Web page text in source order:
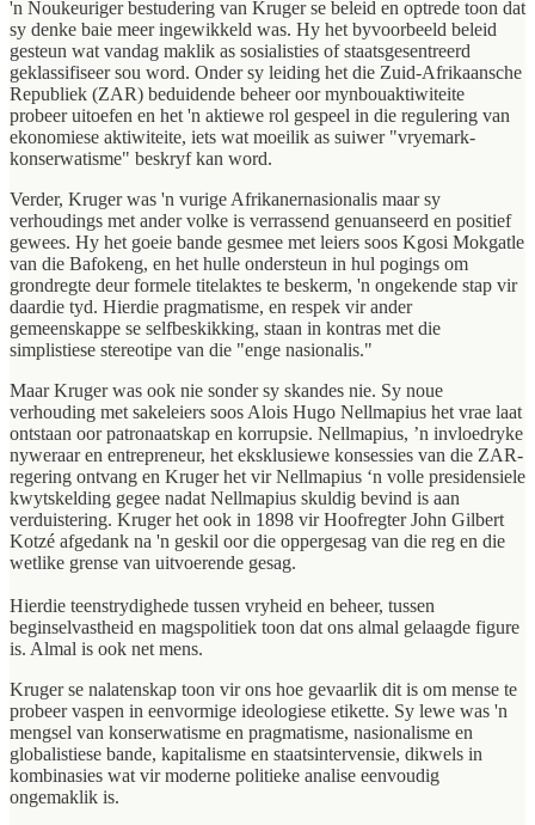
'n Noukeuriger bestudering van Kruger se beleid en optrede toon dat
sy denke baie meer ingewikkeld was. Hy het byvoorbeeld beleid
gesteun wat vandag maklik as sosialisties of staatsgesentreerd
geklassifiseer sou word. Onder sy leiding het die Zuid-Afrikaansche
Republiek (ZAR) beduidende beheer oor mynbouaktiwiteite
probeer uitoefen en het 'n aktiewe rol gespeel in die regulering van
ekonomiese aktiwiteite, iets wat moeilik as suiwer "vryemark-
konserwatisme" beskryf kan word.
Verder, Kruger was 'n vurige Afrikanernasionalis maar sy
verhoudings met ander volke is verrassend genuanseerd en positief
gewees. Hy het goeie bande gesmee met leiers soos Kgosi Mokgatle
van die Bafokeng, en het hulle ondersteun in hul pogings om
grondregte deur formele titelaktes te beskerm, 'n ongekende stap vir
daardie tyd. Hierdie pragmatisme, en respek vir ander
gemeenskappe se selfbeskikking, staan in kontras met die
simplistiese stereotipe van die "enge nasionalis."
Maar Kruger was ook nie sonder sy skandes nie. Sy noue
verhouding met sakeleiers soos Alois Hugo Nellmapius het vrae laat
ontstaan oor patronaatskap en korrupsie. Nellmapius, ’n invloedryke
nyweraar en entrepreneur, het eksklusiewe konsessies van die ZAR-
regering ontvang en Kruger het vir Nellmapius ‘n volle presidensiele
kwytskelding gegee nadat Nellmapius skuldig bevind is aan
verduistering. Kruger het ook in 1898 vir Hoofregter John Gilbert
Kotzé afgedank na 'n geskil oor die oppergesag van die reg en die
wetlike grense van uitvoerende gesag.
Hierdie teenstrydighede tussen vryheid en beheer, tussen
beginselvastheid en magspolitiek toon dat ons almal gelaagde figure
is. Almal is ook net mens.
Kruger se nalatenskap toon vir ons hoe gevaarlik dit is om mense te
probeer vaspen in eenvormige ideologiese etikette. Sy lewe was 'n
mengsel van konserwatisme en pragmatisme, nasionalisme en
globalistiese bande, kapitalisme en staatsintervensie, dikwels in
kombinasies wat vir moderne politieke analise eenvoudig
ongemaklik is.